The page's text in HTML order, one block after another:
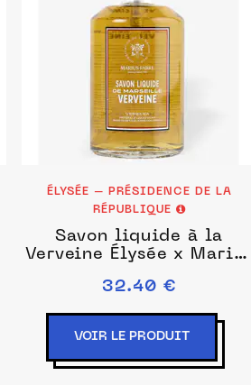
ÉLYSÉE – PRÉSIDENCE DE LA
RÉPUBLIQUE
Savon liquide à la
Verveine Élysée x Marius
32.40 €
VOIR LE PRODUIT